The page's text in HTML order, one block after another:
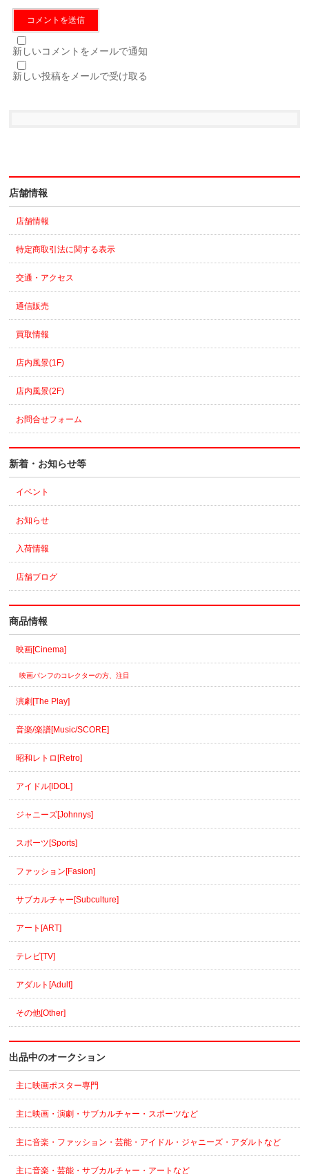
新しいコメントをメールで通知
新しい投稿をメールで受け取る
店舗情報
店舗情報
特定商取引法に関する表示
交通・アクセス
通信販売
買取情報
店内風景(1F)
店内風景(2F)
お問合せフォーム
新着・お知らせ等
イベント
お知らせ
入荷情報
店舗ブログ
商品情報
映画[Cinema]
映画パンフのコレクターの方、注目
演劇[The Play]
音楽/楽譜[Music/SCORE]
昭和レトロ[Retro]
アイドル[IDOL]
ジャニーズ[Johnnys]
スポーツ[Sports]
ファッション[Fasion]
サブカルチャー[Subculture]
アート[ART]
テレビ[TV]
アダルト[Adult]
その他[Other]
出品中のオークション
主に映画ポスター専門
主に映画・演劇・サブカルチャー・スポーツなど
主に音楽・ファッション・芸能・アイドル・ジャニーズ・アダルトなど
主に音楽・芸能・サブカルチャー・アートなど